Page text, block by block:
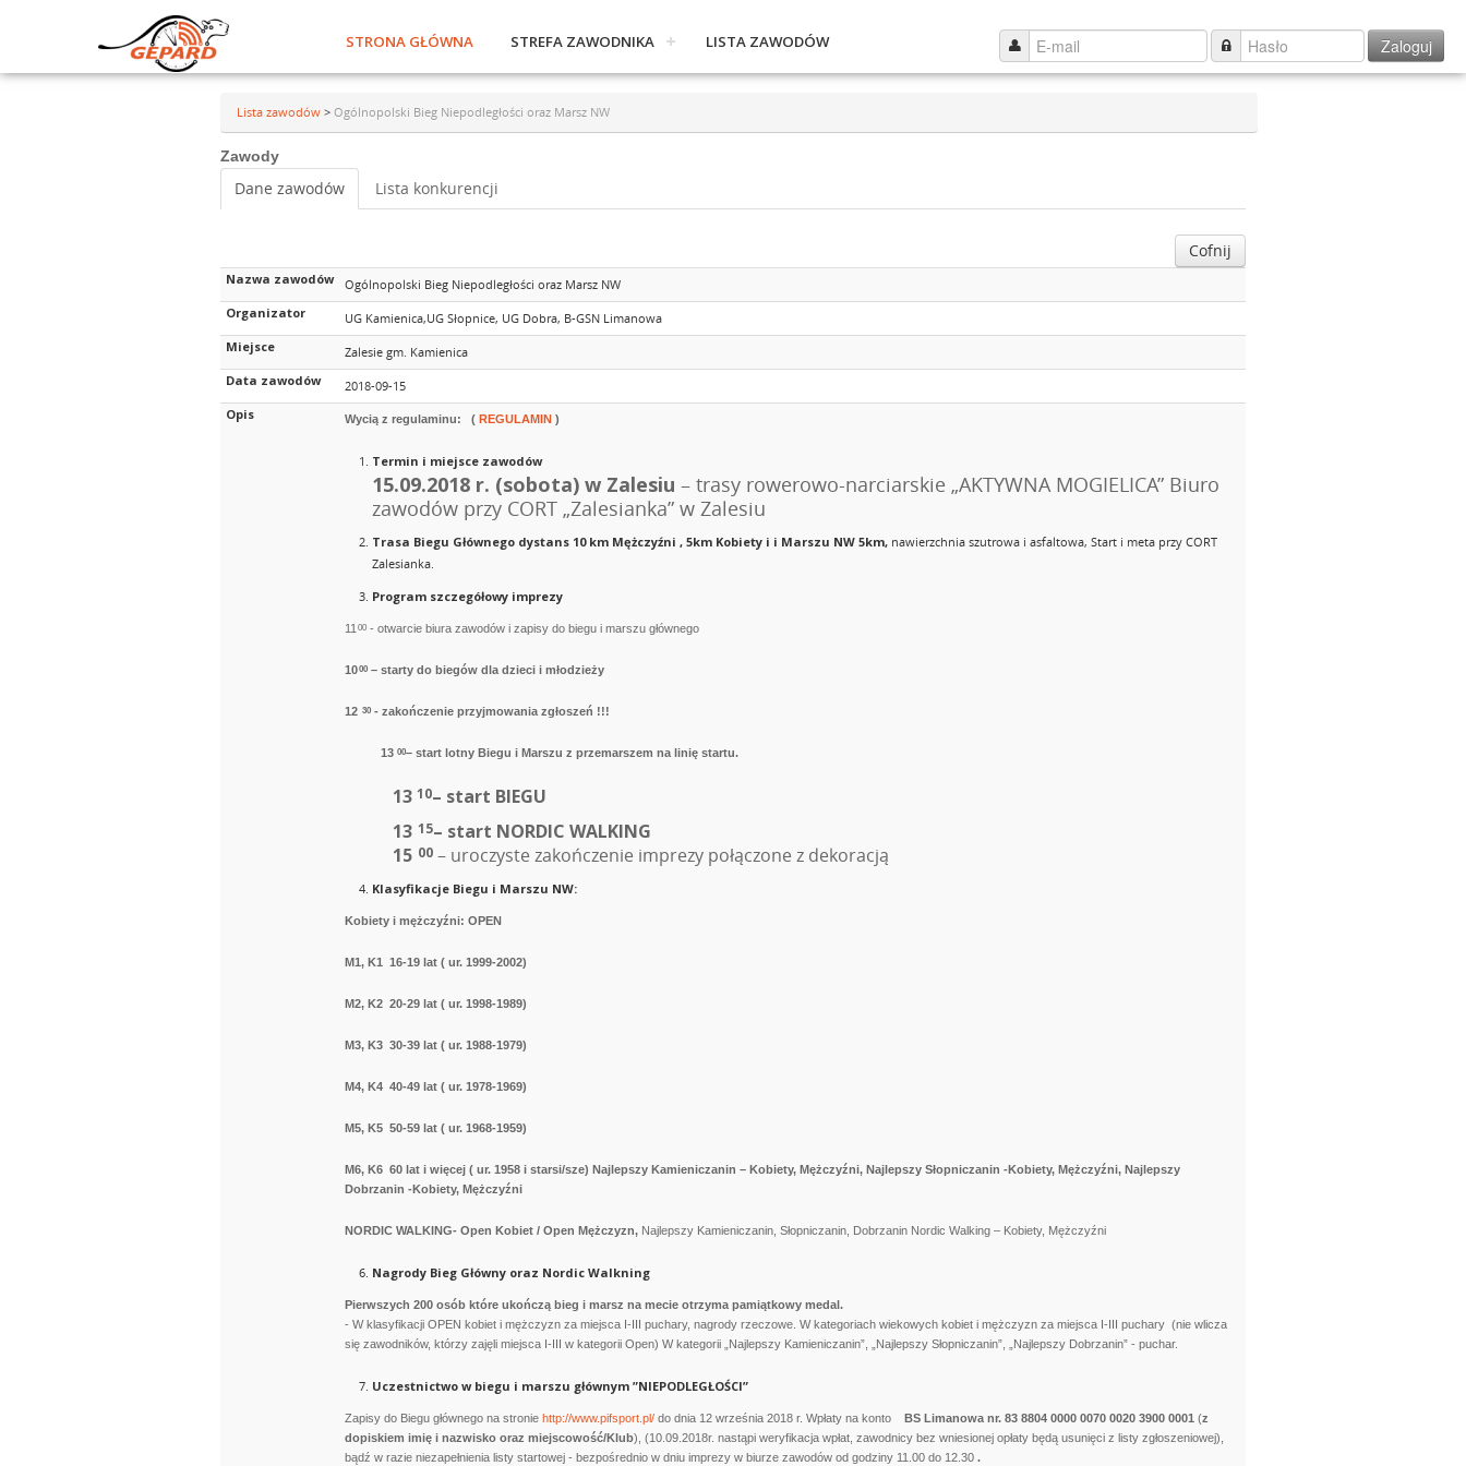
Zaloguj
STRONA GŁÓWNA STREFA ZAWODNIKA LISTA ZAWODÓW
Lista zawodów > Ogólnopolski Bieg Niepodległości oraz Marsz NW
Zawody
Dane zawodów Lista konkurencji
Cofnij
Nazwa zawodów
Ogólnopolski Bieg Niepodległości oraz Marsz NW
Organizator
UG Kamienica,UG Słopnice, UG Dobra, B-GSN Limanowa
Miejsce
Zalesie gm. Kamienica
Data zawodów
2018-09-15
Opis
Wycią z regulaminu: ( REGULAMIN )
Termin i miejsce zawodów
15.09.2018 r. (sobota) w Zalesiu – trasy rowerowo-narciarskie „AKTYWNA MOGIELICA” Biuro
zawodów przy CORT „Zalesianka” w Zalesiu
Trasa Biegu Głównego dystans 10 km Mężczyźni , 5km Kobiety i i Marszu NW 5km, nawierzchnia szutrowa i asfaltowa, Start i meta przy CORT
Zalesianka.
Program szczegółowy imprezy
11 00 - otwarcie biura zawodów i zapisy do biegu i marszu głównego
1000 – starty do biegów dla dzieci i młodzieży
12 30 - zakończenie przyjmowania zgłoszeń !!!
13 00– start lotny Biegu i Marszu z przemarszem na linię startu.
13 10– start BIEGU
13 15– start NORDIC WALKING
15 00 – uroczyste zakończenie imprezy połączone z dekoracją
Klasyfikacje Biegu i Marszu NW:
Kobiety i mężczyźni: OPEN
M1, K1 16-19 lat ( ur. 1999-2002)
M2, K2 20-29 lat ( ur. 1998-1989)
M3, K3 30-39 lat ( ur. 1988-1979)
M4, K4 40-49 lat ( ur. 1978-1969)
M5, K5 50-59 lat ( ur. 1968-1959)
M6, K6 60 lat i więcej ( ur. 1958 i starsi/sze) Najlepszy Kamieniczanin – Kobiety, Mężczyźni, Najlepszy Słopniczanin -Kobiety, Mężczyźni, Najlepszy
Dobrzanin -Kobiety, Mężczyźni
NORDIC WALKING- Open Kobiet / Open Mężczyzn, Najlepszy Kamieniczanin, Słopniczanin, Dobrzanin Nordic Walking – Kobiety, Mężczyźni
Nagrody Bieg Główny oraz Nordic Walkning
Pierwszych 200 osób które ukończą bieg i marsz na mecie otrzyma pamiątkowy medal.
- W klasyfikacji OPEN kobiet i mężczyzn za miejsca I-III puchary, nagrody rzeczowe. W kategoriach wiekowych kobiet i mężczyzn za miejsca I-III puchary (nie wlicza
się zawodników, którzy zajęli miejsca I-III w kategorii Open) W kategorii „Najlepszy Kamieniczanin”, „Najlepszy Słopniczanin”, „Najlepszy Dobrzanin” - puchar.
Uczestnictwo w biegu i marszu głównym ”NIEPODLEGŁOŚCI”
Zapisy do Biegu głównego na stronie http://www.pifsport.pl/ do dnia 12 września 2018 r. Wpłaty na konto BS Limanowa nr. 83 8804 0000 0070 0020 3900 0001 (z
dopiskiem imię i nazwisko oraz miejscowość/Klub), (10.09.2018r. nastąpi weryfikacja wpłat, zawodnicy bez wniesionej opłaty będą usunięci z listy zgłoszeniowej),
bądź w razie niezapełnienia listy startowej - bezpośrednio w dniu imprezy w biurze zawodów od godziny 11.00 do 12.30 .